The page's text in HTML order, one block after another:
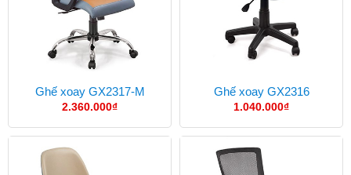
Ghế xoay GX2317-M
2.360.000₫
Ghế xoay GX2316
1.040.000₫